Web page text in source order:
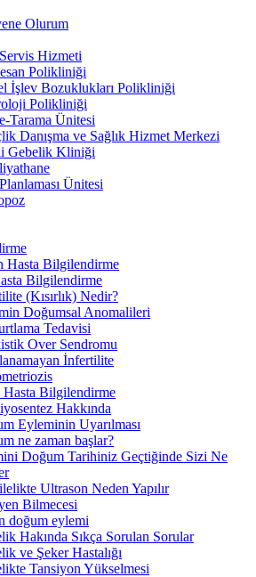
Olurum
Hizmeti
Polikliniği
İşlev Bozuklukları Polikliniği
Polikliniği
Tarama Ünitesi
Danışma ve Sağlık Hizmet Merkezi
Gebelik Kliniği
Ünitesi
Hasta Bilgilendirme
Bilgilendirme
(Kısırlık) Nedir?
Doğumsal Anomalileri
Tedavisi
Over Sendromu
İnfertilite
Bilgilendirme
Hakkında
Eyleminin Uyarılması
ne zaman başlar?
Doğum Tarihiniz Geçtiğinde Sizi Ne
Ultrason Neden Yapılır
Bilmecesi
doğum eylemi
Hakında Sıkça Sorulan Sorular
ve Şeker Hastalığı
Tansiyon Yükselmesi